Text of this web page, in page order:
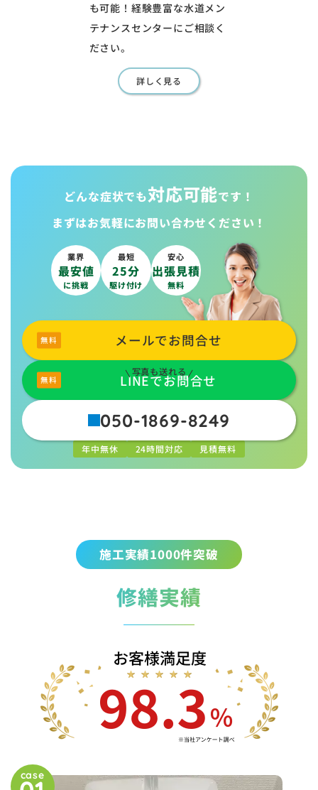
も可能！経験豊富な水道メン
テナンスセンターにご相談く
ださい。
詳しく見る
どんな症状でも対応可能です！
まずはお気軽にお問い合わせください！
業界
最安値
に挑戦
最短
25分
駆け付け
安心
出張見積
無料
メールでお問合せ
写真も送れる
LINEでお問合せ
050-1869-8249
年中無休 24時間対応 見積無料
施工実績1000件突破
修繕実績
case